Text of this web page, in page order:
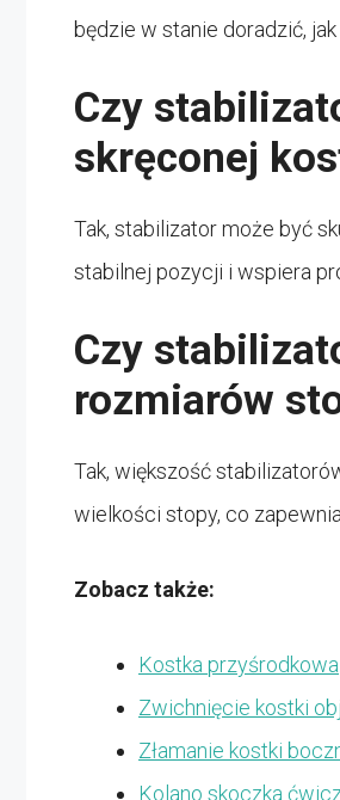
będzie w stanie doradzić,
Czy
skręconej
Tak, stabilizator może być
stabilnej pozycji i wspiera
Czy
rozmiarów
Tak, większość
wielkości stopy, co
Zobacz także:
Kostka przyśrodkowa
Zwichnięcie kostki
Złamanie kostki
Kolano skoczka